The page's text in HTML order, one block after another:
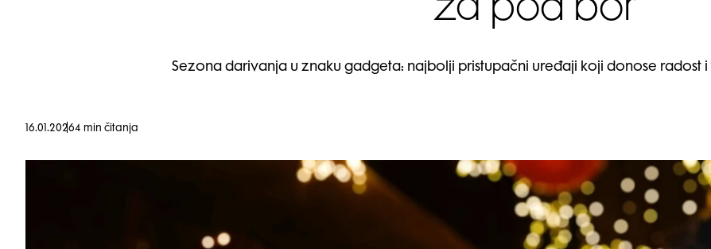
za pod bor
Sezona darivanja u znaku gadgeta: najbolji pristupačni uređaji koji donose radost
16.01.20264 min čitanja